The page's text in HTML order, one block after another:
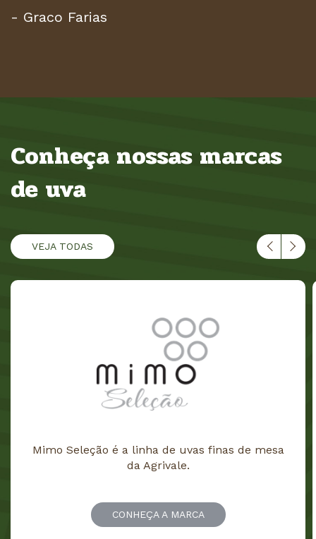
- Graco Farias
Conheça nossas marcas
de uva
VEJA TODAS
Mimo Seleção é a linha de uvas finas de mesa
da Agrivale.
CONHEÇA A MARCA